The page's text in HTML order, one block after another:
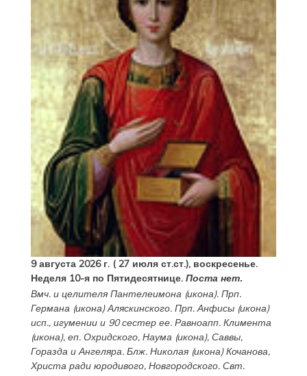
9 августа 2026 г. ( 27 июля ст.ст.), воскресенье.
Неделя 10-я по Пятидесятнице. Поста нет.
Вмч. и целителя Пантелеимона(икона). Прп.
Германа(икона) Аляскинского. Прп.Анфисы(икона)
исп., игумении и 90 сестер ее. Равноапп. Климента
(икона), еп. Охридского, Наума(икона), Саввы,
ГораздаиАнгеляра. Блж. Николая(икона) Кочанова,
Христа ради юродивого, Новгородского. Свт.